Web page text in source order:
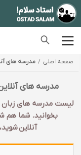
صفحه اصلی مدرسه های
مدرسه های
لیست مدرسه های زبان
بخوانید. شما هم
آنلاین